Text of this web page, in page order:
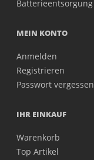
Batterieentsorgung
MEIN KONTO
Anmelden
Registrieren
Passwort vergessen
IHR EINKAUF
Warenkorb
Top Artikel